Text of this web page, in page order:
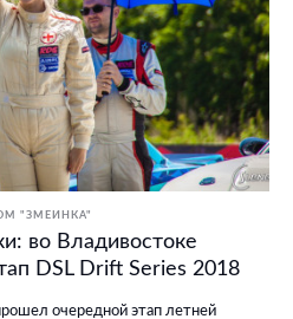
"ЗМЕИНКА"
во Владивостоке
DSL Drift Series 2018
очередной этап летней